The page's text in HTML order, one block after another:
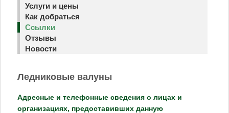
Услуги и цены
Как добраться
Ссылки
Отзывы
Новости
Ледниковые валуны
Адресные и телефонные сведения о лицах и
организациях, предоставивших данную